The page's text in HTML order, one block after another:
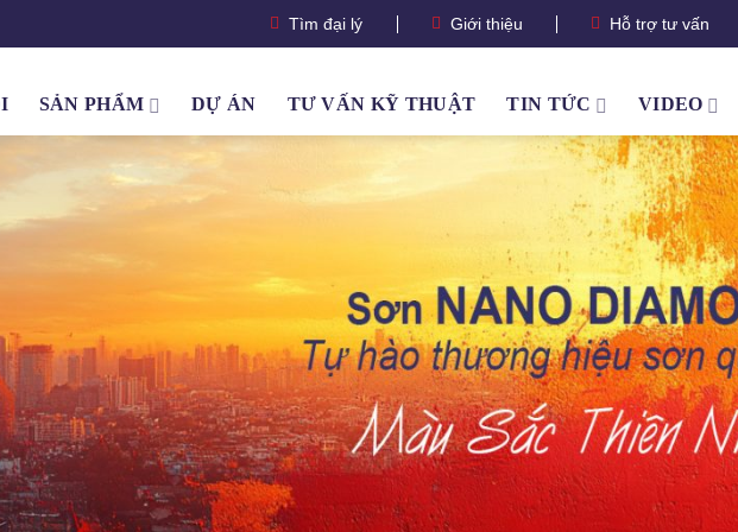
Tìm đại lý Giới thiệu Hỗ trợ tư vấn
SẢN PHẨM DỰ ÁN TƯ VẤN KỸ THUẬT TIN TỨC VIDEO